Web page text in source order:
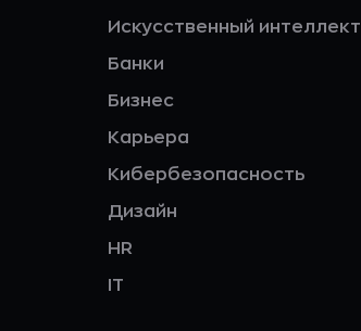
Искусственный интеллект
Банки
Бизнес
Карьера
Кибербезопасность
Дизайн
HR
IT